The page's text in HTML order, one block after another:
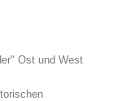
Ost und West